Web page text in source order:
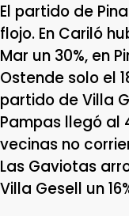
El partido de
flojo. En Cariló
Mar un 30%, en
Ostende solo el
partido de Villa
Pampas llegó al
vecinas no
Las Gaviotas
Villa Gesell un